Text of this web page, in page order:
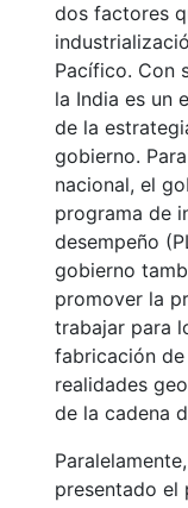
dos factores
Pacífico. Con
la India es un
de la
gobierno.
nacional, el
programa de
desempeño
gobierno
promover la
trabajar para
fabricación
realidades
de la cadena
presentado el